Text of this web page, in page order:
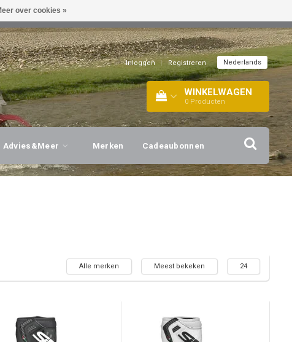
Inloggen | Registreren Nederlands
WINKELWAGEN
0 Producten
Advies&Meer Merken Cadeaubonnen
Alle merken Meest bekeken 24
over cookies »